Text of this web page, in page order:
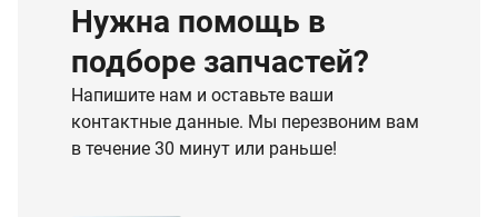
Нужна помощь в
подборе запчастей?
Напишите нам и оставьте ваши
контактные данные. Мы перезвоним вам
в течение 30 минут или раньше!